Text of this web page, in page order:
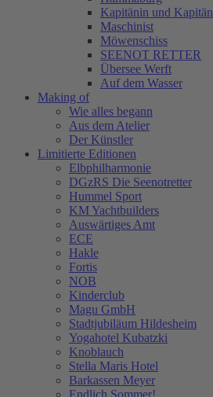
Kapitänin und Kapitän
Maschinist
Möwenschiss
SEENOT RETTER
Übersee Werft
Auf dem Wasser
Making of
Wie alles begann
Aus dem Atelier
Der Künstler
Limitierte Editionen
Elbphilharmonie
DGzRS Die Seenotretter
Hummel Sport
KM Yachtbuilders
Auswärtiges Amt
ECE
Hakle
Fortis
NOB
Kinderclub
Magu GmbH
Stadtjubiläum Hildesheim
Yogahotel Kubatzki
Knoblauch
Stella Maris Hotel
Barkassen Meyer
Endlich Sommer!